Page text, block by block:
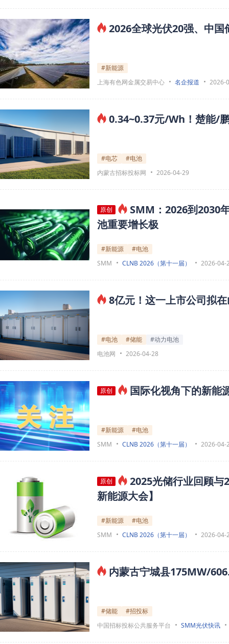
2026全球光伏20强、中
#新能源
上海有色网金属交易中心
名企报道 2026-
0.34~0.37元/Wh！楚能/
#电芯
#电池
内蒙古招标投标网
2026-04-29
原创
SMM：2026到2030
池重要增长极
#新能源
#电池
SMM
CLNB 2026（第十一届） 2026-04-
8亿元！这一上市公司拟
#电池 #储能
#动力电池
电池网
2026-04-28
原创 国际化视角下的新能
#新能源
#电池
SMM
CLNB 2026（第十一届） 2026-04-
原创
2025光储行业回顾与
新能源大会】
#新能源
#电池
SMM
CLNB 2026（第十一届） 2026-04-
内蒙古宁城县175MW/
#储能
#招投标
中国招标投标公共服务平台
SMM光伏快讯